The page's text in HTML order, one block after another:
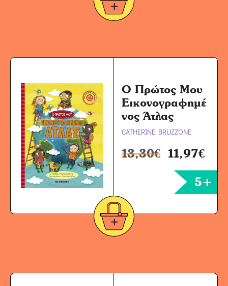
Ο Πρώτος Μου
Εικονογραφημέ
νος Άτλας
CATHERINE BRUZZONE
13,30€ 11,97€
5+